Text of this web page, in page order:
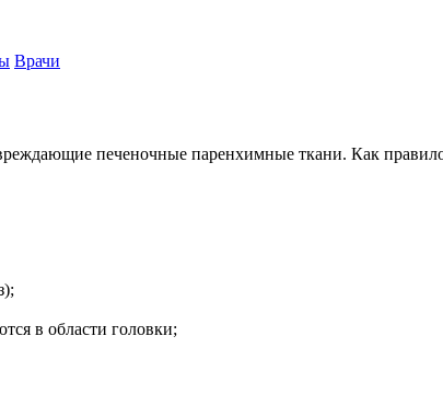
Врачи
печеночные паренхимные ткани. Как
в области головки;